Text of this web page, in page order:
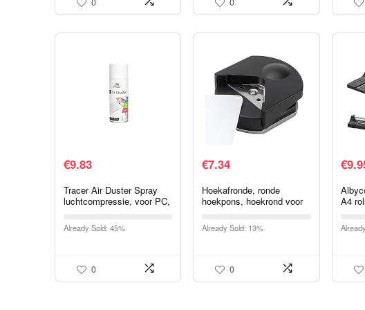
€9.83
Tracer Air Duster Spray
luchtcompressie, voor PC,
Already Sold: 45%
0
€7.34
Hoekafronde, ronde
hoekpons, hoekrond voor
voor perfecte ronde
hoeken en halve cirkels
Already Sold: 13%
0
€
A4